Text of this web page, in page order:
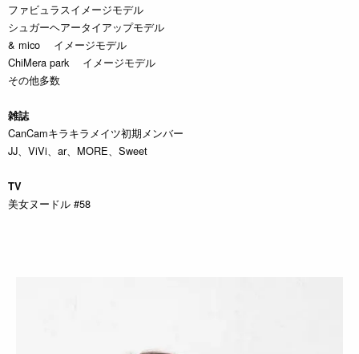
ファビュラスイメージモデル
シュガーヘアータイアップモデル
& mico イメージモデル
ChiMera park イメージモデル
その他多数
雑誌
CanCamキラキラメイツ初期メンバー
JJ、ViVi、ar、MORE、Sweet
TV
美女ヌードル #58